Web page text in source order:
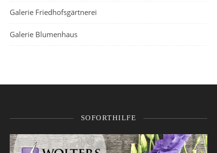
Galerie Friedhofsgärtnerei
Galerie Blumenhaus
SOFORTHILFE